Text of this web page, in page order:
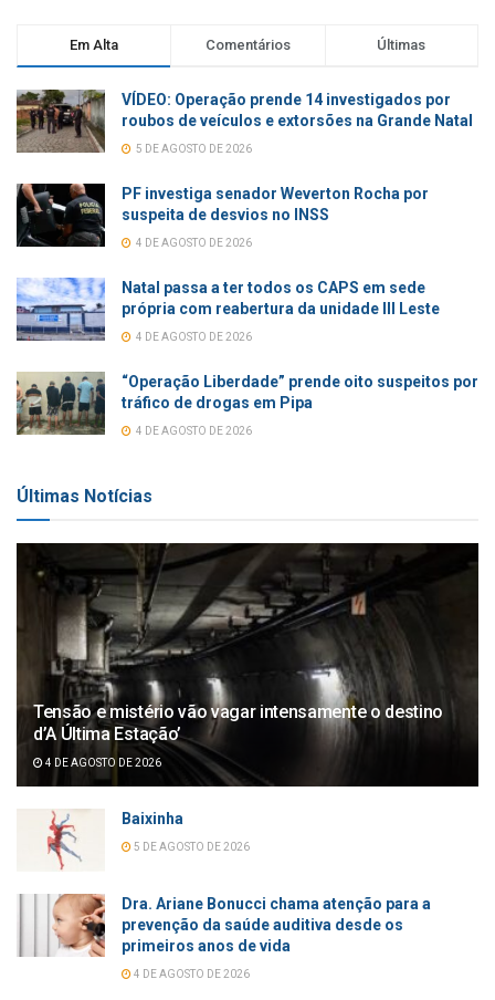
Em Alta Comentários Últimas
VÍDEO: Operação prende 14 investigados por
roubos de veículos e extorsões na Grande Natal
5 DE AGOSTO DE 2026
PF investiga senador Weverton Rocha por
suspeita de desvios no INSS
4 DE AGOSTO DE 2026
Natal passa a ter todos os CAPS em sede
própria com reabertura da unidade III Leste
4 DE AGOSTO DE 2026
“Operação Liberdade” prende oito suspeitos por
tráfico de drogas em Pipa
4 DE AGOSTO DE 2026
Últimas Notícias
Tensão e mistério vão vagar intensamente o destino
d’A Última Estação’
4 DE AGOSTO DE 2026
Baixinha
5 DE AGOSTO DE 2026
Dra. Ariane Bonucci chama atenção para a
prevenção da saúde auditiva desde os
primeiros anos de vida
4 DE AGOSTO DE 2026